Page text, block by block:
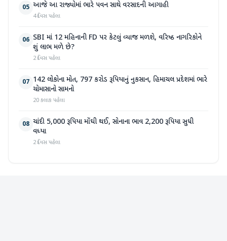
05 આજે આ રાજ્યોમાં ભારે પવન સાથે વરસાદની આગાહી
4 દિવસ પહેલા
06 SBI માં 12 મહિનાની FD પર કેટલું વ્યાજ મળશે, વરિષ્ઠ નાગરિકોને
શું લાભ મળે છે?
2 દિવસ પહેલા
07 142 લોકોના મોત, 797 કરોડ રૂપિયાનું નુકસાન, હિમાચલ પ્રદેશમાં ભારે
ચોમાસાનો સામનો
20 કલાક પહેલા
08 ચાંદી 5,000 રૂપિયા મોંઘી થઈ, સોનાના ભાવ 2,200 રૂપિયા સુધી
વધ્યા
2 દિવસ પહેલા